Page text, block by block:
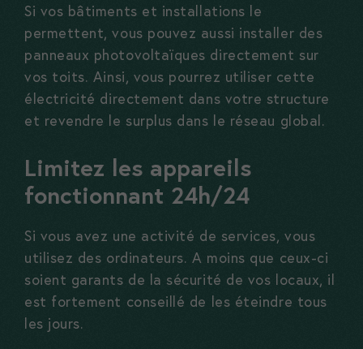
Si vos bâtiments et installations le
permettent, vous pouvez aussi installer des
panneaux photovoltaïques directement sur
vos toits. Ainsi, vous pourrez utiliser cette
électricité directement dans votre structure
et revendre le surplus dans le réseau global.
Limitez les appareils
fonctionnant 24h/24
Si vous avez une activité de services, vous
utilisez des ordinateurs. A moins que ceux-ci
soient garants de la sécurité de vos locaux, il
est fortement conseillé de les éteindre tous
les jours.